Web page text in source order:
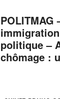
POLITMAG
politique –
chômage :